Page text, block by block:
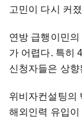
고민이 다시 커
연방 급행이민의
가 어렵다. 특히
신청자들은 상
위비자컨설팅의
해외인력 유입